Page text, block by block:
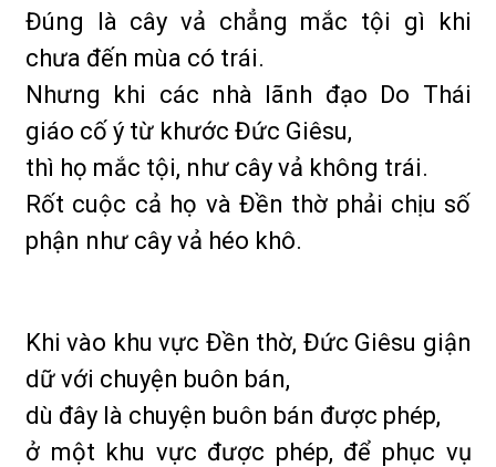
Đúng là cây vả chẳng mắc tội gì khi
chưa đến mùa có trái.
Nhưng khi các nhà lãnh đạo Do Thái
giáo cố ý từ khước Đức Giêsu,
thì họ mắc tội, như cây vả không trái.
Rốt cuộc cả họ và Đền thờ phải chịu số
phận như cây vả héo khô.
Khi vào khu vực Đền thờ, Đức Giêsu giận
dữ với chuyện buôn bán,
dù đây là chuyện buôn bán được phép,
ở một khu vực được phép, để phục vụ